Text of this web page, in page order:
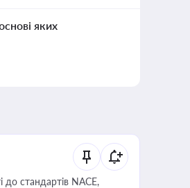
яких
до стандартів NACE,